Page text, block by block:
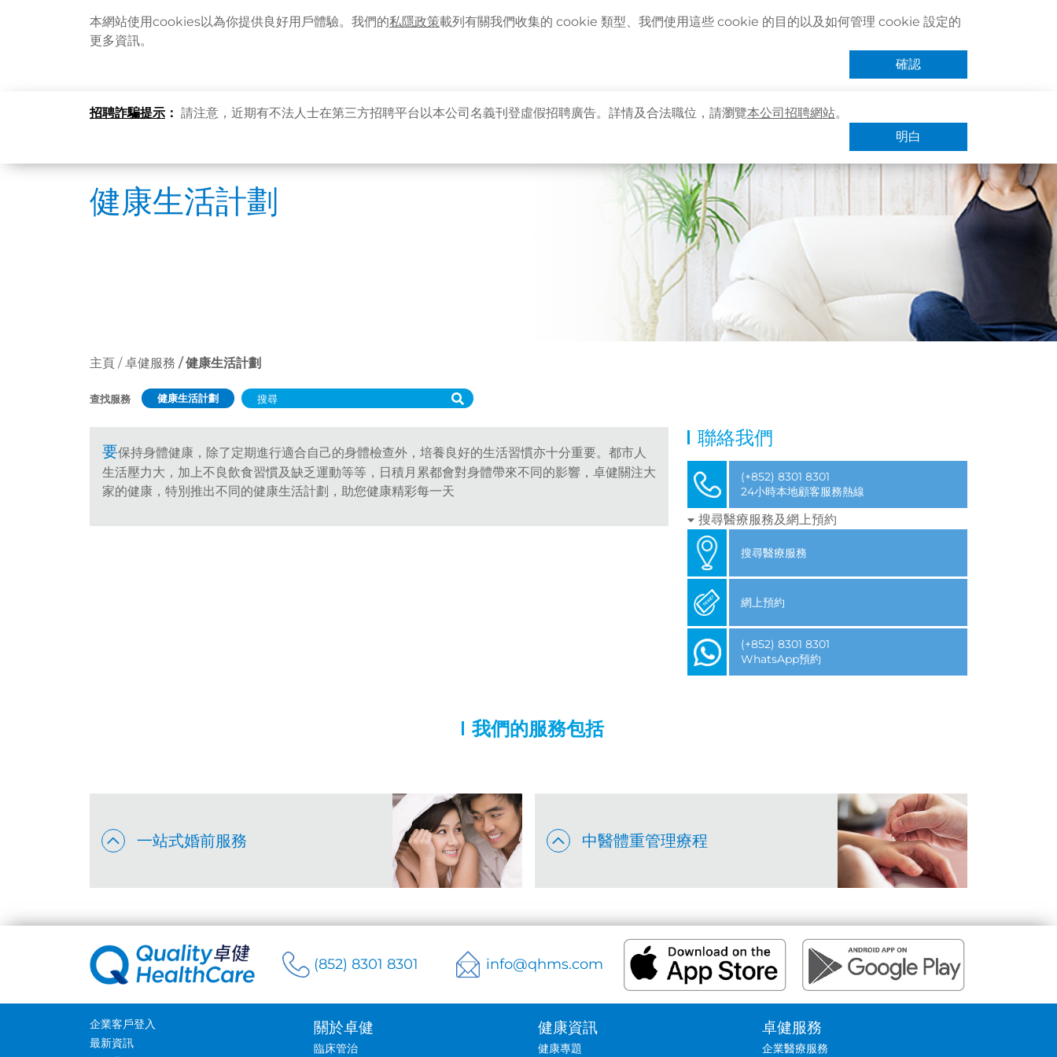
本網站使用cookies以為你提供良好用戶體驗。我們的私隱政策載列有關我們收集的 cookie 類型、我們使用這些 cookie 的目的以及如何管理 cookie 設定的
更多資訊。
確認
招聘詐騙提示 ： 請注意，近期有不法人士在第三方招聘平台以本公司名義刊登虛假招聘廣告。詳情及合法職位，請瀏覽本公司招聘網站。
明白
語言 企業客戶登入 最新資訊 聯絡我們 搜尋醫療服務 登記 / 登入 立即預約
健康生活計劃
主頁 卓健服務 健康生活計劃
查找服務 健康生活計劃
要保持身體健康，除了定期進行適合自己的身體檢查外，培養良好的生活習慣亦十分重要。都市人
生活壓力大，加上不良飲食習慣及缺乏運動等等，日積月累都會對身體帶來不同的影響，卓健關注大
家的健康，特別推出不同的健康生活計劃，助您健康精彩每一天
聯絡我們
(+852) 8301 8301
​24小時本地顧客服務熱線
搜尋醫療服務及網上預約
搜尋醫療服務
網上預約
(+852) 8301 8301
WhatsApp預約
我們的服務包括
一站式婚前服務 中醫體重管理療程
(852) 8301 8301 info@qhms.com
企業客戶登入
最新資訊
關於卓健
臨床管治
健康資訊
健康專題
卓健服務
企業醫療服務